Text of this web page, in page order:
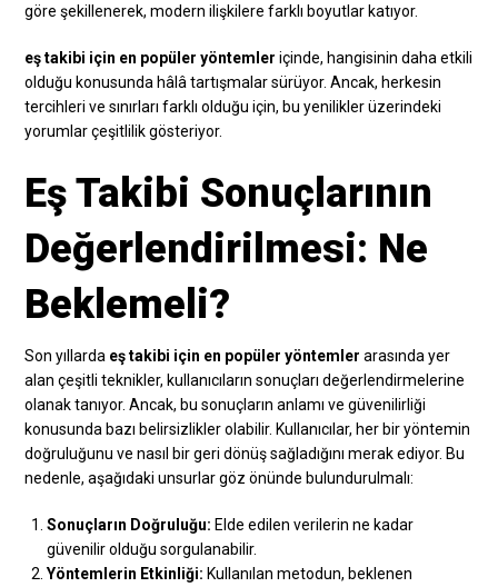
göre şekillenerek, modern ilişkilere farklı boyutlar katıyor.
eş takibi için en popüler yöntemler içinde, hangisinin daha etkili
olduğu konusunda hâlâ tartışmalar sürüyor. Ancak, herkesin
tercihleri ve sınırları farklı olduğu için, bu yenilikler üzerindeki
yorumlar çeşitlilik gösteriyor.
Eş Takibi Sonuçlarının
Değerlendirilmesi: Ne
Beklemeli?
Son yıllarda eş takibi için en popüler yöntemler arasında yer
alan çeşitli teknikler, kullanıcıların sonuçları değerlendirmelerine
olanak tanıyor. Ancak, bu sonuçların anlamı ve güvenilirliği
konusunda bazı belirsizlikler olabilir. Kullanıcılar, her bir yöntemin
doğruluğunu ve nasıl bir geri dönüş sağladığını merak ediyor. Bu
nedenle, aşağıdaki unsurlar göz önünde bulundurulmalı:
Sonuçların Doğruluğu: Elde edilen verilerin ne kadar
güvenilir olduğu sorgulanabilir.
Yöntemlerin Etkinliği: Kullanılan metodun, beklenen